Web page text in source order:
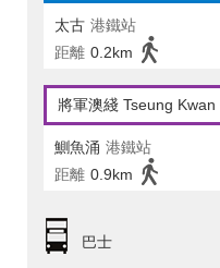
太古 港鐵站
距離 0.2km
將軍澳綫 Tseung
鰂魚涌 港鐵站
距離 0.9km
巴士